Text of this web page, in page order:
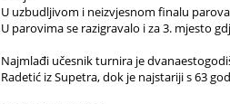
U uzbudljivom i neizvjesnom finalu
U parovima se razigravalo i za 3. mjesto
Najmlađi učesnik turnira je
Radetić iz Supetra, dok je najstariji s 63